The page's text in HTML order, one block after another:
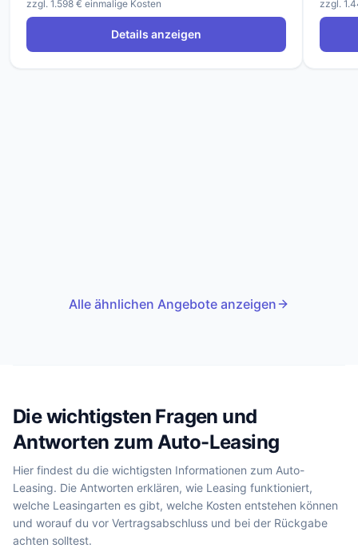
zzgl. 1.598 € einmalige Kosten
Details anzeigen
zzgl.
Alle ähnlichen Angebote anzeigen
Die wichtigsten Fragen und
Antworten zum Auto-Leasing
Hier findest du die wichtigsten Informationen zum Auto-
Leasing. Die Antworten erklären, wie Leasing funktioniert,
welche Leasingarten es gibt, welche Kosten entstehen können
und worauf du vor Vertragsabschluss und bei der Rückgabe
achten solltest.